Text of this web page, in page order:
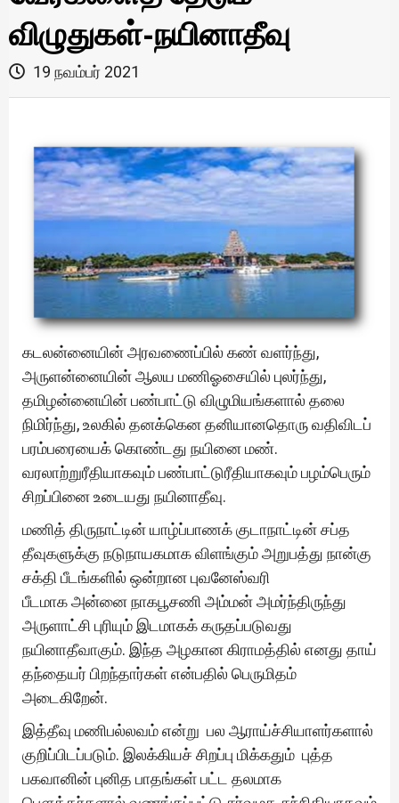
விழுதுகள்-நயினாதீவு
19 நவம்பர் 2021
கடலன்னையின் அரவணைப்பில் கண் வளர்ந்து,
அருளன்னையின் ஆலய மணிஓசையில் புலர்ந்து,
தமிழன்னையின் பண்பாட்டு விழுமியங்களால் தலை
நிமிர்ந்து, உலகில் தனக்கென தனியானதொரு வதிவிடப்
பரம்பரையைக் கொண்டது நயினை மண்.
வரலாற்றுரீதியாகவும் பண்பாட்டுரீதியாகவும் பழம்பெரும்
சிறப்பினை உடையது நயினாதீவு.
மணித் திருநாட்டின் யாழ்ப்பாணக் குடாநாட்டின் சப்த
தீவுகளுக்கு நடுநாயகமாக விளங்கும் அறுபத்து நான்கு
சக்தி பீடங்களில் ஒன்றான புவனேஸ்வரி
பீடமாக அன்னை நாகபூசணி அம்மன் அமர்ந்திருந்து
அருளாட்சி புரியும் இடமாகக் கருதப்படுவது
நயினாதீவாகும். இந்த அழகான கிராமத்தில் எனது தாய்
தந்தையர் பிறந்தார்கள் என்பதில் பெருமிதம்
அடைகிறேன்.
இத்தீவு மணிபல்லவம் என்று பல ஆராய்ச்சியாளர்களால்
குறிப்பிடப்படும். இலக்கியச் சிறப்பு மிக்கதும் புத்த
பகவானின் புனித பாதங்கள் பட்ட தலமாக